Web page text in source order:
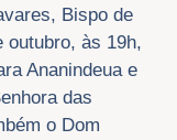
Bispo de
outubro, às 19h,
Ananindeua e
das
o Dom